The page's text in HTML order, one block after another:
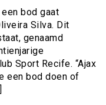
bod gaat
Silva. Dit
genaamd
Sport Recife. “Ajax
een bod doen of